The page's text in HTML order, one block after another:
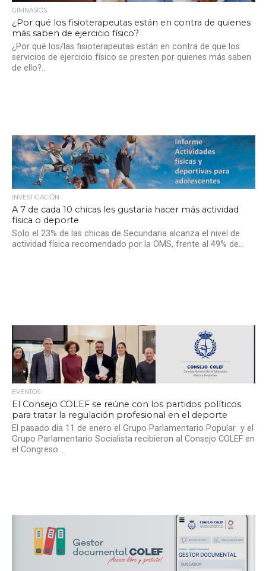
GIMNASIOS
¿Por qué los fisioterapeutas están en contra de quienes
más saben de ejercicio físico?
¿Por qué los/las fisioterapeutas están en contra de que los
servicios de ejercicio físico se presten por quienes más saben
de ello?...
INVESTIGACIÓN
A 7 de cada 10 chicas les gustaría hacer más actividad
física o deporte
Solo el 23% de las chicas de Secundaria alcanza el nivel de
actividad física recomendado por la OMS, frente al 49% de...
EVENTOS
El Consejo COLEF se reúne con los partidos políticos
para tratar la regulación profesional en el deporte
El pasado día 11 de enero el Grupo Parlamentario Popular y el
Grupo Parlamentario Socialista recibieron al Consejo COLEF en
el Congreso...